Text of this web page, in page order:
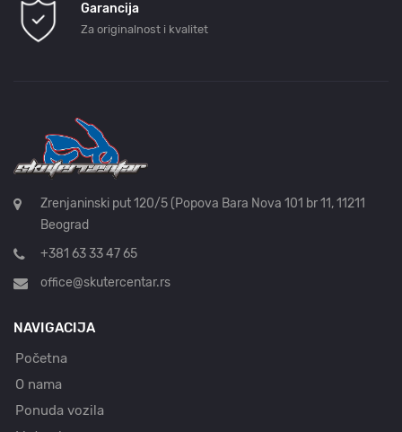
Garancija
Za originalnost i kvalitet
Zrenjaninski put 120/5 (Popova Bara Nova 101 br 11, 11211
Beograd
+381 63 33 47 65
office@skutercentar.rs
NAVIGACIJA
Početna
O nama
Ponuda vozila